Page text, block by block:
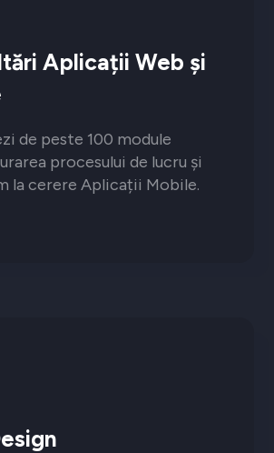
Aplicații Web și
de peste 100 module
procesului de lucru și
la cerere Aplicații Mobile.